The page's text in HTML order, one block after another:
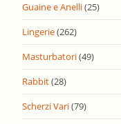
Guaine e Anelli(25)
Lingerie(262)
Masturbatori(49)
Rabbit(28)
Scherzi Vari(79)